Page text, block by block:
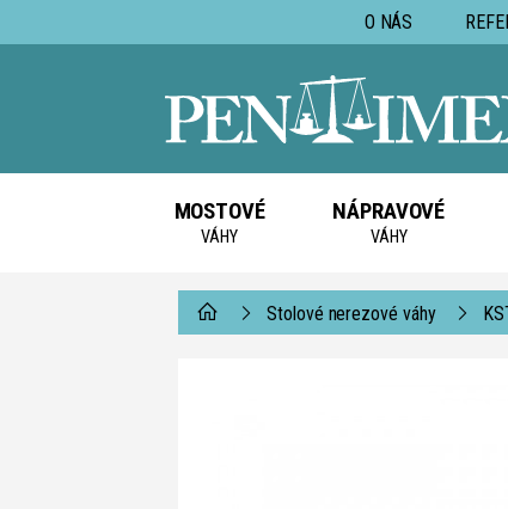
O NÁS
MOSTOVÉ
VÁHY
NÁPRAVOVÉ
VÁHY
Stolové nerezové váhy